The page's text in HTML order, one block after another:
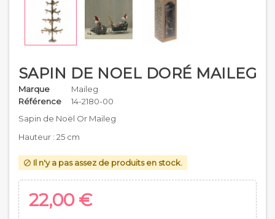
SAPIN DE NOEL DORÉ MAILEG
Marque
Maileg
Référence
14-2180-00
Sapin de Noël Or Maileg
Hauteur : 25 cm
 Il n'y a pas assez de produits en stock.
22,00 €